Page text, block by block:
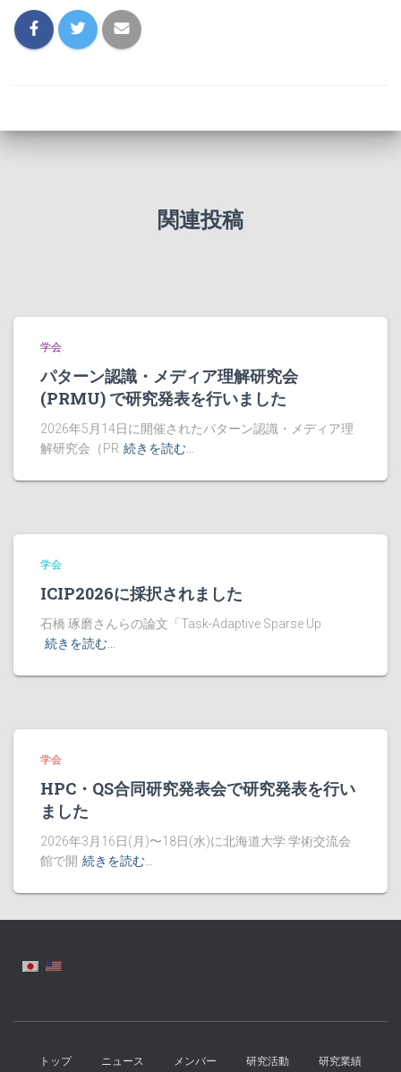
関連投稿
学会
パターン認識・メディア理解研究会
(PRMU) で研究発表を行いました
2026年5月14日に開催されたパターン認識・メディア理
解研究会（PR 続きを読む…
学会
ICIP2026に採択されました
石橋 琢磨さんらの論文「Task-Adaptive Sparse Up
続きを読む…
学会
HPC・QS合同研究発表会で研究発表を行い
ました
2026年3月16日(月)〜18日(水)に北海道大学 学術交流会
館で開 続きを読む…
トップ ニュース メンバー 研究活動 研究業績